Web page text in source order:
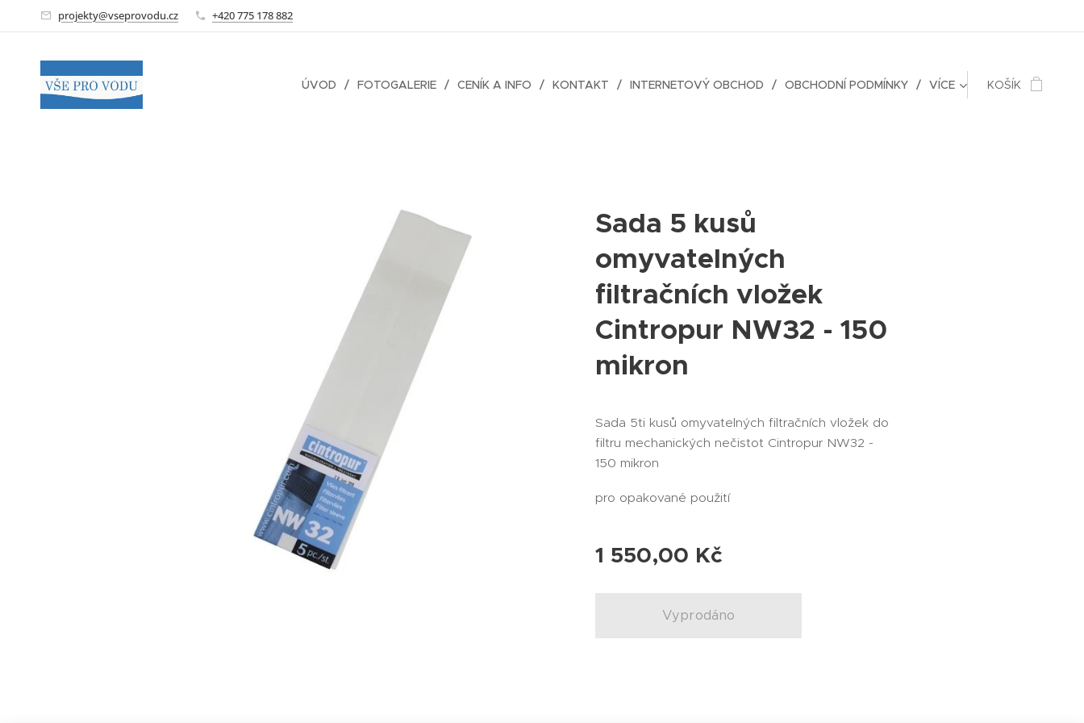
projekty@vseprovodu.cz +420 775 178 882
ÚVOD FOTOGALERIE CENÍK A INFO KONTAKT INTERNETOVÝ OBCHOD OBCHODNÍ PODMÍNKY VÍCE KOŠÍK
Sada 5 kusů
omyvatelných
filtračních vložek
Cintropur NW32 - 150
mikron
Sada 5ti kusů omyvatelných filtračních vložek do
filtru mechanických nečistot Cintropur NW32 -
150 mikron
pro opakované použití
1 550,00 Kč
Vyprodáno